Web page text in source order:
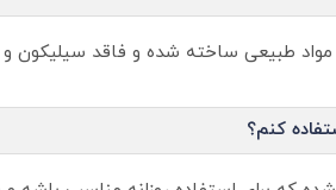
کنم؟